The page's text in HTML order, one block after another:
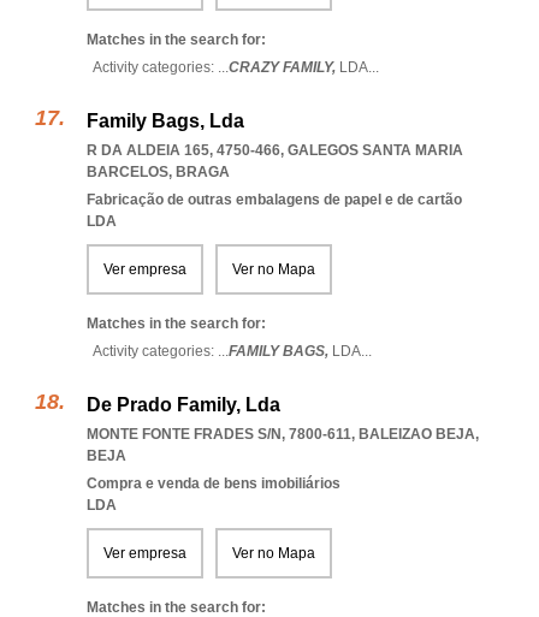
Matches in the search for:
Activity categories: ...CRAZY FAMILY, LDA...
Family Bags, Lda
R DA ALDEIA 165, 4750-466, GALEGOS SANTA MARIA
BARCELOS, BRAGA
Fabricação de outras embalagens de papel e de cartão
LDA
Ver empresa Ver no Mapa
Matches in the search for:
Activity categories: ...FAMILY BAGS, LDA...
De Prado Family, Lda
MONTE FONTE FRADES S/N, 7800-611, BALEIZAO BEJA,
BEJA
Compra e venda de bens imobiliários
LDA
Ver empresa Ver no Mapa
Matches in the search for: